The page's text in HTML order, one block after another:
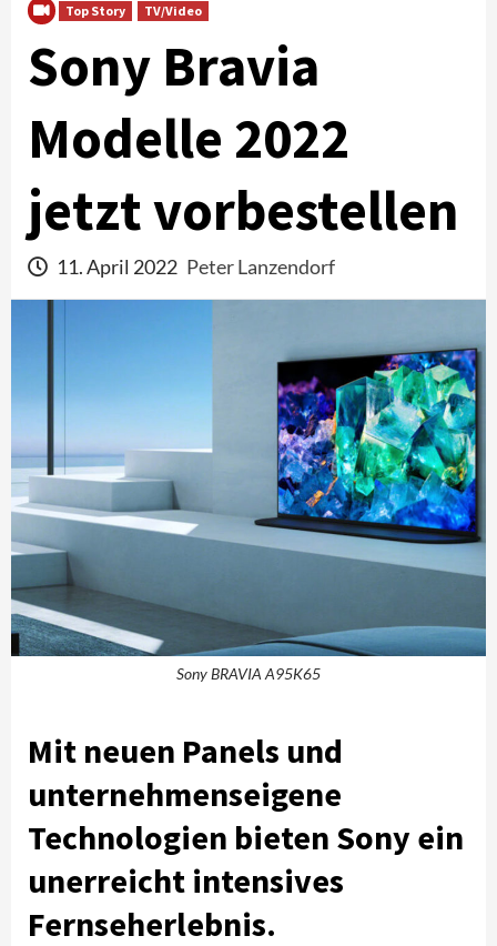
Top Story TV/Video
Sony Bravia
Modelle 2022
jetzt vorbestellen
11. April 2022 Peter Lanzendorf
Sony BRAVIA A95K65
Mit neuen Panels und
unternehmenseigene
Technologien bieten Sony ein
unerreicht intensives
Fernseherlebnis.